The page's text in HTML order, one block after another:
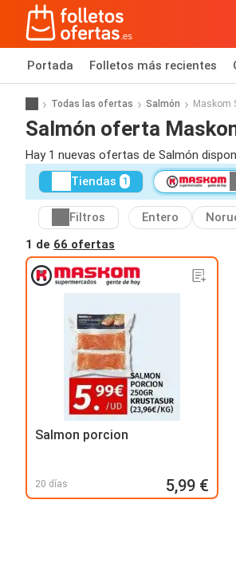
Portada Folletos más recientes
Todas las ofertas Salmón Maskom
Salmón oferta
Hay 1 nuevas ofertas de Salmón
Tiendas 1
Filtros Entero
1 de 66 ofertas
Salmon porcion
20 días 5,99 €